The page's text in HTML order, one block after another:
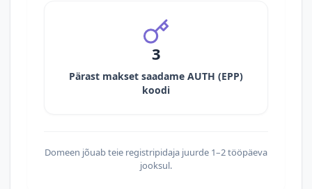
3
Pärast makset saadame AUTH (EPP)
koodi
Domeen jõuab teie registripidaja juurde 1–2 tööpäeva
jooksul.